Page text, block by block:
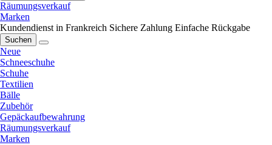
Räumungsverkauf
Marken
Kundendienst in Frankreich Sichere Zahlung Einfache Rückgabe
Suchen
Neue
Schneeschuhe
Schuhe
Textilien
Bälle
Zubehör
Gepäckaufbewahrung
Räumungsverkauf
Marken